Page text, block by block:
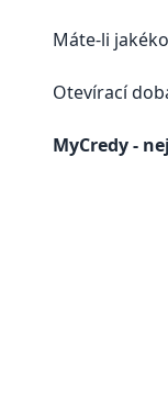
Máte-li
Otevírací
MyCredy -